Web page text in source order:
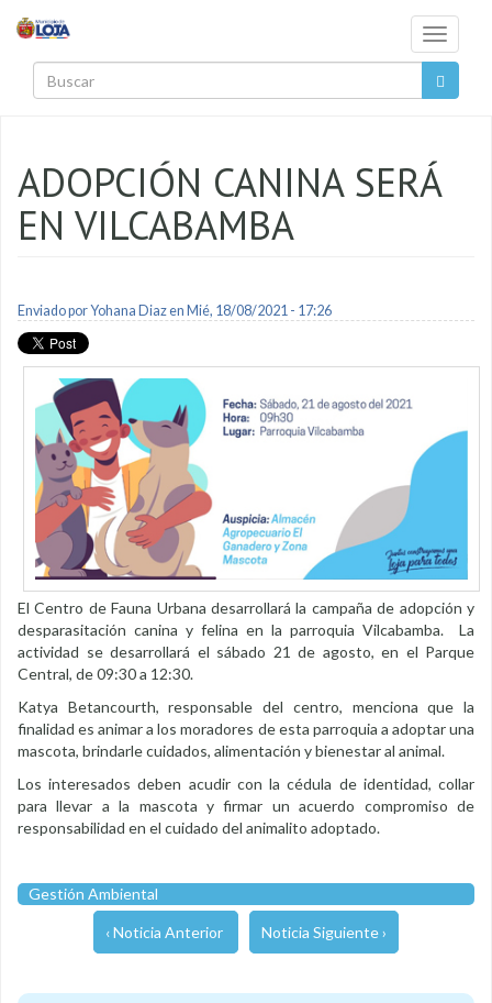
Toggle
ADOPCIÓN CANINA SERÁ
EN VILCABAMBA
Enviado porYohana Diazen Mié, 18/08/2021 - 17:26
El Centro de Fauna Urbana desarrollará la campaña de adopción y
desparasitación canina y felina en la parroquia Vilcabamba. La
actividad se desarrollará el sábado 21 de agosto, en el Parque
Central, de 09:30 a 12:30.
Katya Betancourth, responsable del centro, menciona que la
finalidad es animar a los moradores de esta parroquia a adoptar una
mascota, brindarle cuidados, alimentación y bienestar al animal.
Los interesados deben acudir con la cédula de identidad, collar
para llevar a la mascota y firmar un acuerdo compromiso de
responsabilidad en el cuidado del animalito adoptado.
Gestión Ambiental
‹ Noticia Anterior Noticia Siguiente ›